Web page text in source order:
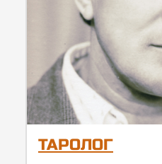
ТАРОЛОГ